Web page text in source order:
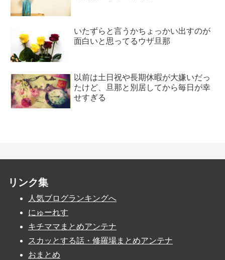
いたずらと言うかちょっかい出すのが
面白いと思ってるウザ旦那
以前は土日祝や長期休暇が大嫌いだっ
たけど、旦那と別居してから毎日が幸
せすぎる
リンク集
人気ブログランキングへ
にゅーれす
キチママまとめアンテナ
スカッとする話・修羅場まとめアンテナ
おまとめ